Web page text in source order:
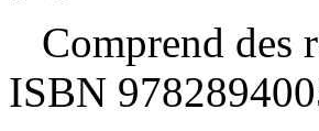
Comprend des
ISBN